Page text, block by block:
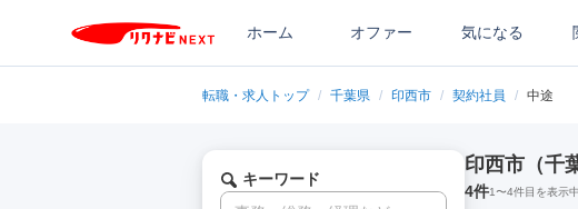
ホーム オファー 気になる
転職・求人トップ / 千葉県 / 印西市 / 契約社員 / 中途
キーワード
印西市（千
4件1〜4件目を表示中